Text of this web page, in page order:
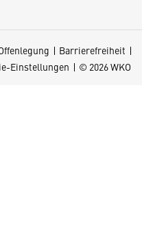
Barrierefreiheit
Einstellungen © 2026 WKO